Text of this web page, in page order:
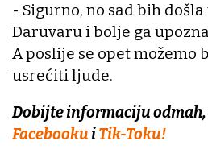
- Sigurno, no sad bih
Daruvaru i bolje ga
A poslije se opet možemo
usrećiti ljude.
Dobijte informaciju
FacebookuiTik-Toku!